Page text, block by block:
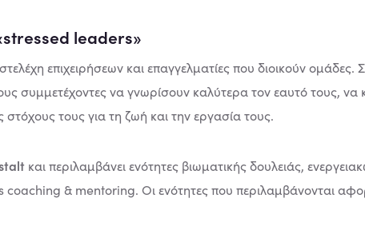
leaders»
επιχειρήσεων και επαγγελματίες που διοικούν ομάδες.
συμμετέχοντες να γνωρίσουν καλύτερα τον εαυτό τους, να
τους για τη ζωή και την εργασία τους.
και περιλαμβάνει ενότητες βιωματικής δουλειάς,
coaching & mentoring. Οι ενότητες που περιλαμβάνονται